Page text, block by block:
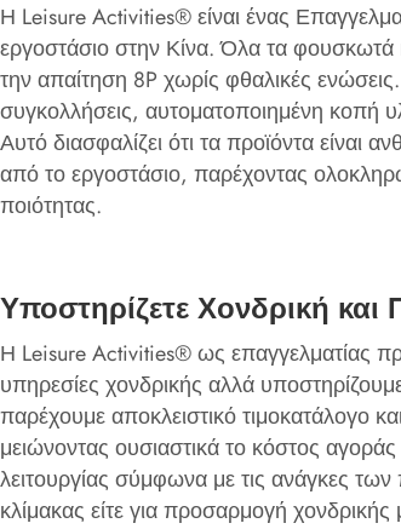
Η Leisure Activities® είναι ένας
εργοστάσιο στην Κίνα. Όλα τα φουσκωτά
την απαίτηση 8P χωρίς φθαλικές
συγκολλήσεις, αυτοματοποιημένη κοπή
Αυτό διασφαλίζει ότι τα προϊόντα είναι
από το εργοστάσιο, παρέχοντας
ποιότητας.
Υποστηρίζετε Χονδρική
Η Leisure Activities® ως επαγγελματίας
υπηρεσίες χονδρικής αλλά
παρέχουμε αποκλειστικό τιμοκατάλογο
μειώνοντας ουσιαστικά το κόστος
λειτουργίας σύμφωνα με τις ανάγκες
κλίμακας είτε για προσαρμογή